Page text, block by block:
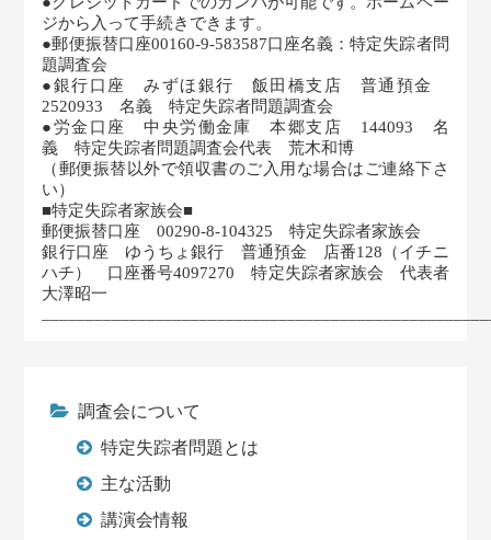
ジから入って手続きできます。
●郵便振替口座00160-9-583587口座名義：特定失踪者問
題調査会
●銀行口座 みずほ銀行 飯田橋支店 普通預金
2520933 名義 特定失踪者問題調査会
●労金口座 中央労働金庫 本郷支店 144093 名
義 特定失踪者問題調査会代表 荒木和博
（郵便振替以外で領収書のご入用な場合はご連絡下さ
い）
■特定失踪者家族会■
郵便振替口座 00290-8-104325 特定失踪者家族会
銀行口座 ゆうちょ銀行 普通預金 店番128（イチニ
ハチ） 口座番号4097270 特定失踪者家族会 代表者
大澤昭一
調査会について
特定失踪者問題とは
主な活動
講演会情報